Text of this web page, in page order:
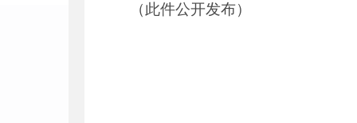
（此件公开发布）